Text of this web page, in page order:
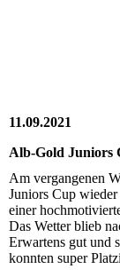
11.09.2021
Alb-Gold Juniors
Am vergangenen
Juniors Cup wieder
einer
Das Wetter blieb
Erwartens gut und
konnten super